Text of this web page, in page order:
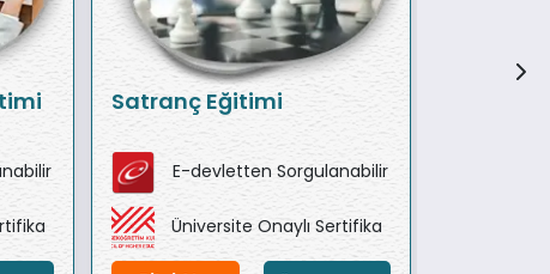
Satranç Eğitimi
E-devletten Sorgulanabilir
Üniversite Onaylı Sertifika